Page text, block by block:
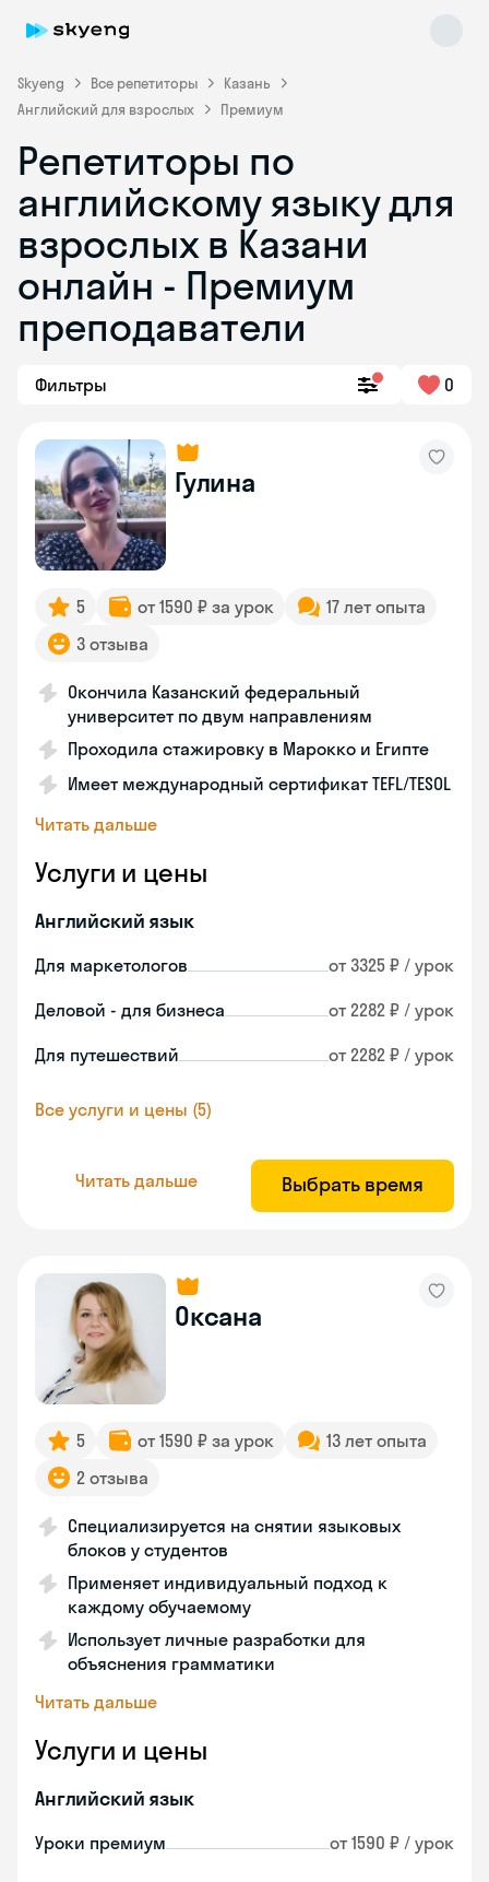
Skyeng Все репетиторы
Казань
Английский для взрослых
Премиум
Репетиторы по
английскому языку для
взрослых в Казани
онлайн - Премиум
преподаватели
Фильтры 0
Гулина
5 от 1590 ₽ за урок
17 лет опыта
3 отзыва
Окончила Казанский федеральный
университет по двум направлениям
Проходила стажировку в Марокко и Египте
Имеет международный сертификат TEFL/TESOL
Читать дальше
Услуги и цены
Английский язык
Для маркетологов от 3325 ₽ / урок
Деловой - для бизнеса от 2282 ₽ / урок
Для путешествий от 2282 ₽ / урок
Все услуги и цены (5)
Читать дальше Выбрать время
Оксана
5 от 1590 ₽ за урок
13 лет опыта
2 отзыва
Специализируется на снятии языковых
блоков у студентов
Применяет индивидуальный подход к
каждому обучаемому
Использует личные разработки для
объяснения грамматики
Читать дальше
Услуги и цены
Английский язык
Уроки премиум от 1590 ₽ / урок
Skyeng Chat